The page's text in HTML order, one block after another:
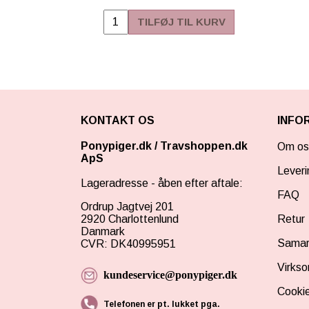
TILFØJ TIL KURV
KONTAKT OS
Ponypiger.dk / Travshoppen.dk
ApS
Lageradresse - åben efter aftale:
Ordrup Jagtvej 201
2920 Charlottenlund
Danmark
CVR: DK40995951
kundeservice@ponypiger.dk
Telefonen er pt. lukket pga.
Om os
FAQ
Retur